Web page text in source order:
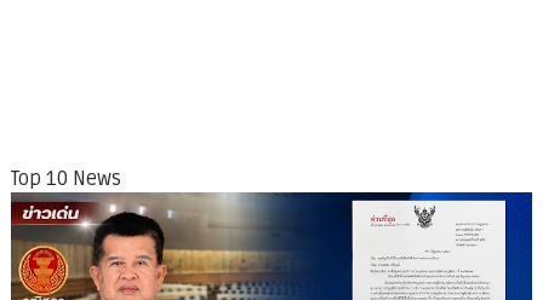
Top 10 News